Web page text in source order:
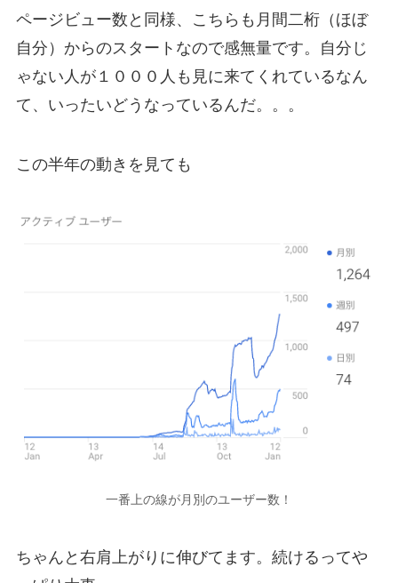
ページビュー数と同様、こちらも月間二桁（ほぼ
自分）からのスタートなので感無量です。自分じ
ゃない人が１０００人も見に来てくれているなん
て、いったいどうなっているんだ。。。
この半年の動きを見ても
一番上の線が月別のユーザー数！
ちゃんと右肩上がりに伸びてます。続けるってや